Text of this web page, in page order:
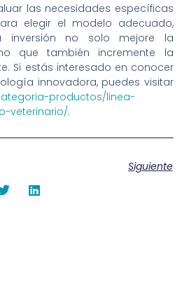
las necesidades específicas
elegir el modelo adecuado,
inversión no solo mejore la
que también incremente la
Si estás interesado en conocer
innovadora, puedes visitar
productos/linea-
veterinario/.
Siguiente